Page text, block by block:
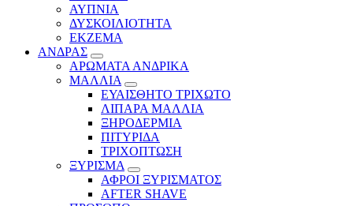
ΑΥΠΝΙΑ
ΔΥΣΚΟΙΛΙΟΤΗΤΑ
ΕΚΖΕΜΑ
ΑΝΔΡΑΣ
ΑΡΩΜΑΤΑ ΑΝΔΡΙΚΑ
ΜΑΛΛΙΑ
ΕΥΑΙΣΘΗΤΟ ΤΡΙΧΩΤΟ
ΛΙΠΑΡΑ ΜΑΛΛΙΑ
ΞΗΡΟΔΕΡΜΙΑ
ΠΙΤΥΡΙΔΑ
ΤΡΙΧΟΠΤΩΣΗ
ΞΥΡΙΣΜΑ
ΑΦΡΟΙ ΞΥΡΙΣΜΑΤΟΣ
AFTER SHAVE